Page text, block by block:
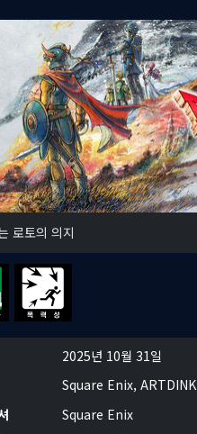
로토의 의지
2025년 10월 31일
Square Enix, ARTDINK
Square Enix